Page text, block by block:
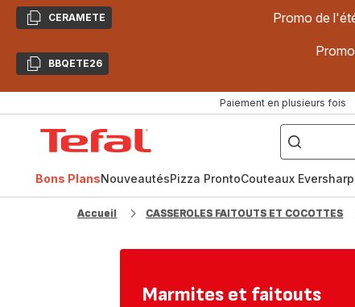
CopierCERAMETE Promo de
CopierBBQETE26
Paiement en plusieurs fois
["Poêles
inox,
Cake
Factory,
Bons PlansNouveautésPizza ProntoCouteaux Eversharp
Accueil CASSEROLES FAITOUTS ET COCOTTES
Marmites et faitouts